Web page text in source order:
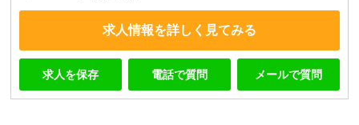
求人情報を詳しく見てみる
求人を保存 電話で質問 メールで質問